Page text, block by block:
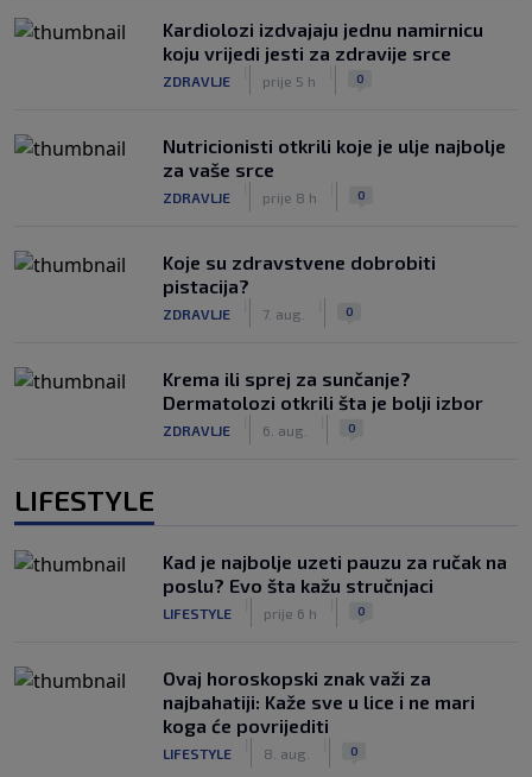
Kardiolozi izdvajaju jednu namirnicu
koju vrijedi jesti za zdravije srce
ZDRAVLJE prije 5 h 0
Nutricionisti otkrili koje je ulje najbolje
za vaše srce
ZDRAVLJE prije 8 h 0
Koje su zdravstvene dobrobiti
pistacija?
ZDRAVLJE 7. aug. 0
Krema ili sprej za sunčanje?
Dermatolozi otkrili šta je bolji izbor
ZDRAVLJE 6. aug. 0
LIFESTYLE
Kad je najbolje uzeti pauzu za ručak na
poslu? Evo šta kažu stručnjaci
LIFESTYLE prije 6 h 0
Ovaj horoskopski znak važi za
najbahatiji: Kaže sve u lice i ne mari
koga će povrijediti
LIFESTYLE 8. aug. 0